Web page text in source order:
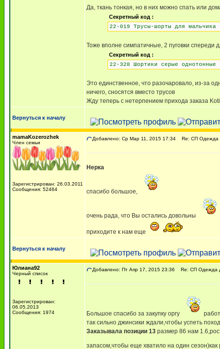
Да, ткань тонкая, но в них можно спать или
Секретный код :
22-019 Трусы-шорты для мальчика
Тоже вполне симпатичные, 2 пуговки спереди
Секретный код :
22-328 Шортики серые однотонные
Это единственное, что разочаровало, из-за
ничего, сносятся вместо трусов
Жду теперь с нетерпением прихода заказа
Вернуться к началу
mamaKozerozhek
Член семьи
Зарегистрирован: 26.03.2011
Сообщения: 52464
Добавлено: Ср Мар 11, 2015 17:34 Re: СП Одежда
Нерка
спасибо большое,
очень рада, что Вы остались довольны
приходите к нам еще
Вернуться к началу
Юлиана92
Черный список
Зарегистрирован:
06.05.2013
Сообщения: 1974
Добавлено: Пт Апр 17, 2015 23:36 Re: СП Одежда
Большое спасибо за закупку оргу
так сильно джинсики ждали,чтобы успеть
Заказывала позиции 13 размер 86 нам
запасом,чтобы еще хватило на один